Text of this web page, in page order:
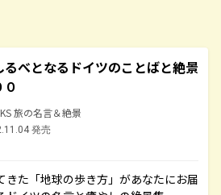
るべとなるドイツのことばと絶景
０
旅の名言＆絶景
発売
きた「地球の歩き方」があなたにお届